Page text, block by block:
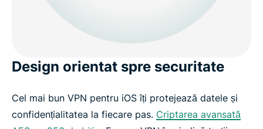
Design orientat spre securitate
Cel mai bun VPN pentru iOS îți protejează datele și
confidențialitatea la fiecare pas. Criptarea avansată